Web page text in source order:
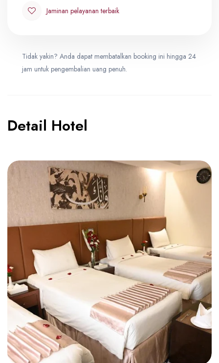
Triple
Double
IDR 50,300,000
Jaminan pelayanan terbaik
Tidak yakin? Anda dapat membatalkan booking ini hingga 24
jam untuk pengembalian uang penuh.
Detail Hotel